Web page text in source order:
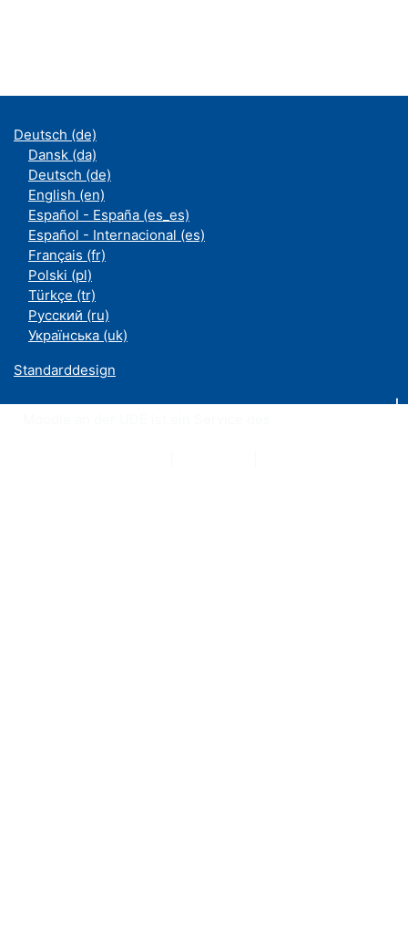
Deutsch ‎(de)‎
Dansk ‎(da)‎
Deutsch ‎(de)‎
English ‎(en)‎
Español - España ‎(es_es)‎
Español - Internacional ‎(es)‎
Français ‎(fr)‎
Polski ‎(pl)‎
Türkçe ‎(tr)‎
Русский ‎(ru)‎
Українська ‎(uk)‎
Standarddesign